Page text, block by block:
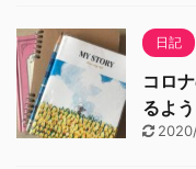
日記
コロ
るよ